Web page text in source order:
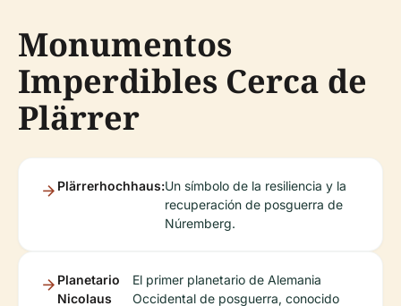
Monumentos
Imperdibles Cerca de
Plärrer
Plärrerhochhaus:Un símbolo de la resiliencia y la
recuperación de posguerra de
Núremberg.
Planetario
Nicolaus
El primer planetario de Alemania
Occidental de posguerra, conocido